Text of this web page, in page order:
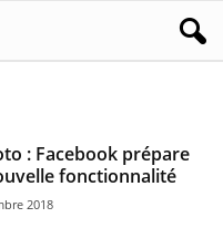
: Facebook prépare
fonctionnalité
2018